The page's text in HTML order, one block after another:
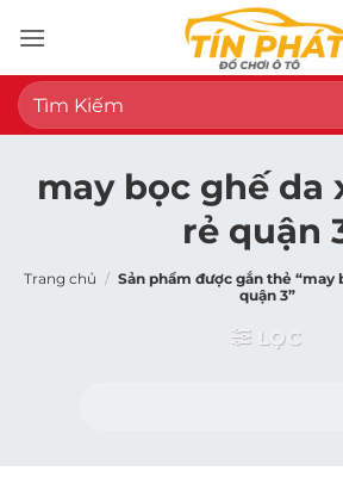
qua
nội
dung
Tìm
kiếm:
may bọc ghế da
rẻ quận
Trang chủ / Sản phẩm được gắn thẻ “may
quận 3”
LỌC